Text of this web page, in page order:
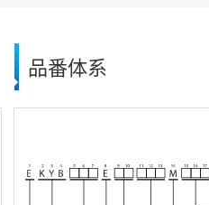
品番体系